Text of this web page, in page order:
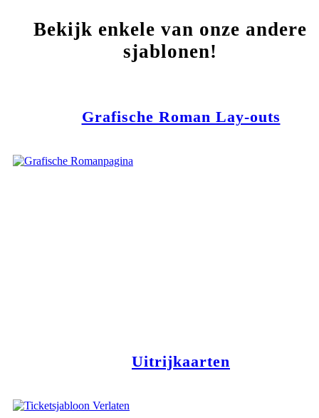
Bekijk enkele van onze andere
sjablonen!
Grafische Roman Lay-outs
Uitrijkaarten